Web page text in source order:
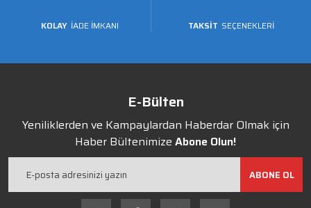
KOLAY İADE İMKANI TAKSİT SEÇENEKLERİ
E-Bülten
Yeniliklerden ve Kampaylardan Haberdar Olmak için
Haber Bültenimize Abone Olun!
ABONE OL